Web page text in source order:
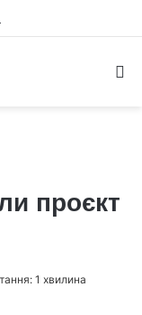
проєкт
1 хвилина